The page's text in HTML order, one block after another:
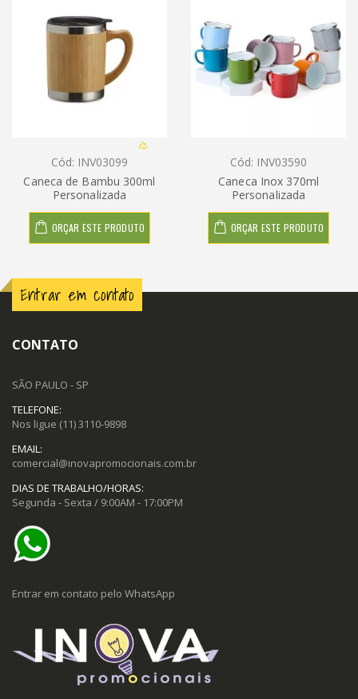
Cód: INV03099
Caneca de Bambu 300ml
Personalizada
ORÇAR ESTE PRODUTO
Cód: INV03590
Caneca Inox 370ml
Personalizada
ORÇAR ESTE PRODUTO
Entrar em contato
CONTATO
SÃO PAULO - SP
TELEFONE:
Nos ligue (11) 3110-9898
EMAIL:
comercial@inovapromocionais.com.br
DIAS DE TRABALHO/HORAS:
Segunda - Sexta / 9:00AM - 17:00PM
Entrar em contato pelo WhatsApp